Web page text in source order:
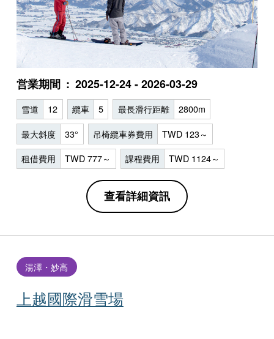
営業期間 2025-12-24 - 2026-03-29
雪道 12 纜車 5 最長滑行距離 2800m
最大斜度 33° 吊椅纜車券費用 TWD 123～
租借費用 TWD 777～ 課程費用 TWD 1124～
查看詳細資訊
上越國際滑雪場
湯澤・妙高